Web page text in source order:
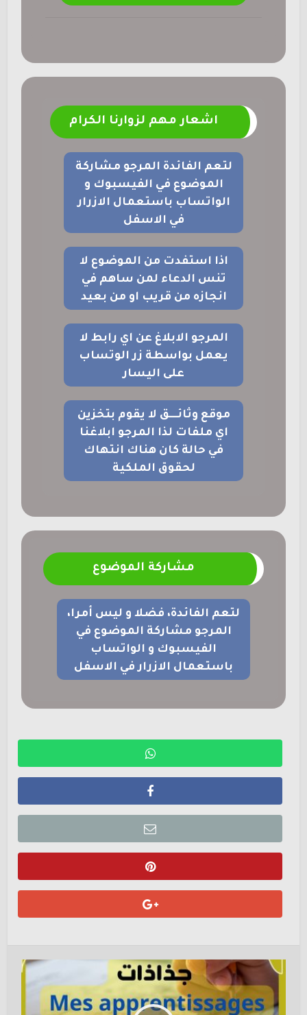
اشعار مهم لزوارنا الكرام
لتعم الفائدة المرجو مشاركة
الموضوع في الفيسبوك و
الواتساب باستعمال الازرار
في الاسفل
اذا استفدت من الموضوع لا
تنس الدعاء لمن ساهم في
انجازه من قريب او من بعيد
المرجو الابلاغ عن اي رابط لا
يعمل بواسطة زر الوتساب
على اليسار
موقع وثائــــق لا يقوم بتخزين
اي ملفات لذا المرجو ابلاغنا
في حالة كان هناك انتهاك
لحقوق الملكية
مشاركة الموضوع
لتعم الفائدة، فضلا و ليس أمرا،
المرجو مشاركة الموضوع في
الفيسبوك و الواتساب
باستعمال الازرار في الاسفل